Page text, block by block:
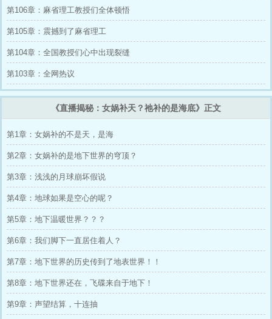
第106章：麻省理工教授们全体顿悟
第105章：震撼到了麻省理工
第104章：全国教授们心中出现裂缝
第103章：全网热议
《直播揭秘：女娲补天？祂补的是海底》正文
第1章：女娲补的不是天，是海
第2章：女娲补的是地下世界的穹顶？
第3章：浅浅的月球崩坏假说
第4章：地球如果是空心的呢？
第5章：地下温暖世界？？？
第6章：我们脚下一直居住着人？
第7章：地下世界的历史传到了地表世界！！
第8章：地下世界还在，飞碟来自于地下！
第9章：声望结算，十连抽